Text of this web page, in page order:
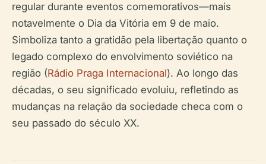
regular durante eventos comemorativos—mais
notavelmente o Dia da Vitória em 9 de maio.
Simboliza tanto a gratidão pela libertação quanto o
legado complexo do envolvimento soviético na
região (Rádio Praga Internacional). Ao longo das
décadas, o seu significado evoluiu, refletindo as
mudanças na relação da sociedade checa com o
seu passado do século XX.